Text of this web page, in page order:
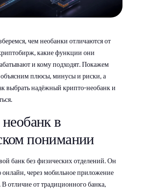
чем необанки отличаются от
какие функции они
и кому подходят. Покажем
плюсы, минусы и риски, а
выбрать надёжный крипто-необанк и
в
понимании
банк без физических отделений. Он
онлайн, через мобильное приложение
отличие от традиционного банка,